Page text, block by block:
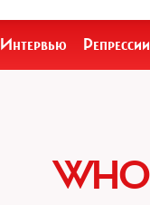
Интервью Репрессии